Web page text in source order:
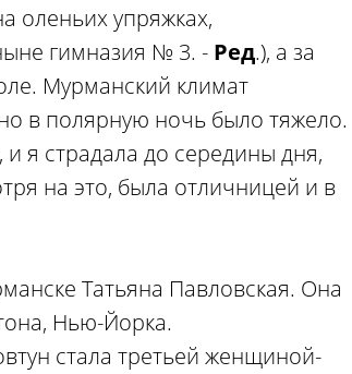
оленьих упряжках,
гимназия № 3. - Ред.), а за
Мурманский климат
в полярную ночь было тяжело.
я страдала до середины дня,
на это, была отличницей и в
Татьяна Павловская. Она
Нью-Йорка.
стала третьей женщиной-